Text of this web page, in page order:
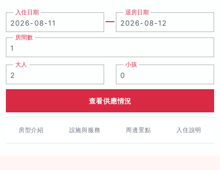
入住日期 退房日期
房間數
大人 小孩
查看供應情況
房型介紹 設施與服務 周邊景點 入住說明